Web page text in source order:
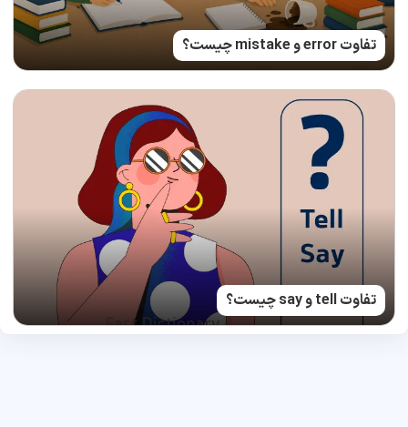
تفاوت error و mistake چیست؟
تفاوت tell و say چیست؟